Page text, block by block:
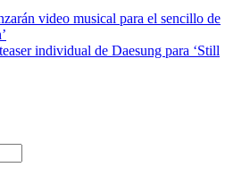
video musical para el sencillo de
individual de Daesung para ‘Still